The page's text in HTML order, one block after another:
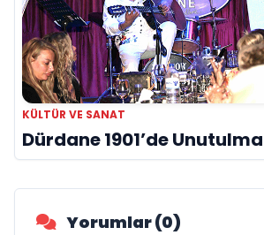
KÜLTÜR VE SANAT
Dürdane 1901’de
Yorumlar (0)